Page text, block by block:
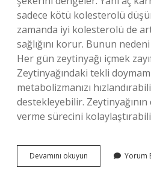
sadece kötü kolesterolü
zamanda iyi kolesterolü de
sağlığını korur. Bunun
Her gün zeytinyağı içmek
Zeytinyağındaki tekli
metabolizmanızı
destekleyebilir.
verme sürecini
Devamını okuyun
Aç
Yorum